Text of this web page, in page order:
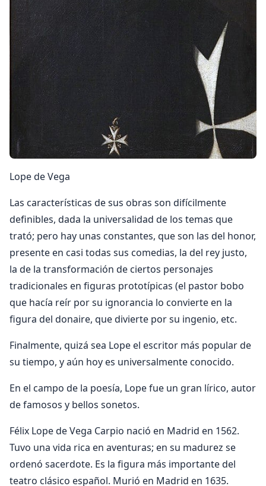
Lope de Vega
Las características de sus obras son difícilmente
definibles, dada la universalidad de los temas que
trató; pero hay unas constantes, que son las del honor,
presente en casi todas sus comedias, la del rey justo,
la de la transformación de ciertos personajes
tradicionales en figuras prototípicas (el pastor bobo
que hacía reír por su ignorancia lo convierte en la
figura del donaire, que divierte por su ingenio, etc.
Finalmente, quizá sea Lope el escritor más popular de
su tiempo, y aún hoy es universalmente conocido.
En el campo de la poesía, Lope fue un gran lírico, autor
de famosos y bellos sonetos.
Félix Lope de Vega Carpio nació en Madrid en 1562.
Tuvo una vida rica en aventuras; en su madurez se
ordenó sacerdote. Es la figura más importante del
teatro clásico español. Murió en Madrid en 1635.